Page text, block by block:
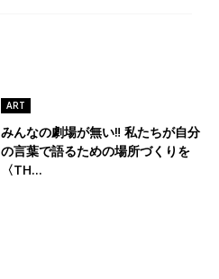
ART
みんなの劇場が無い‼ 私たちが自分
の言葉で語るための場所づくりを
〈TH…